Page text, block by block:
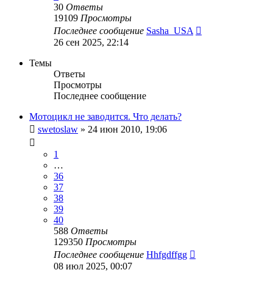
30 Ответы
19109 Просмотры
Последнее сообщение Sasha_USA
26 сен 2025, 22:14
Темы
Ответы
Просмотры
Последнее сообщение
Мотоцикл не заводится. Что делать?
swetoslaw » 24 июн 2010, 19:06
1
…
36
37
38
39
40
588 Ответы
129350 Просмотры
Последнее сообщение Hhfgdffgg
08 июл 2025, 00:07